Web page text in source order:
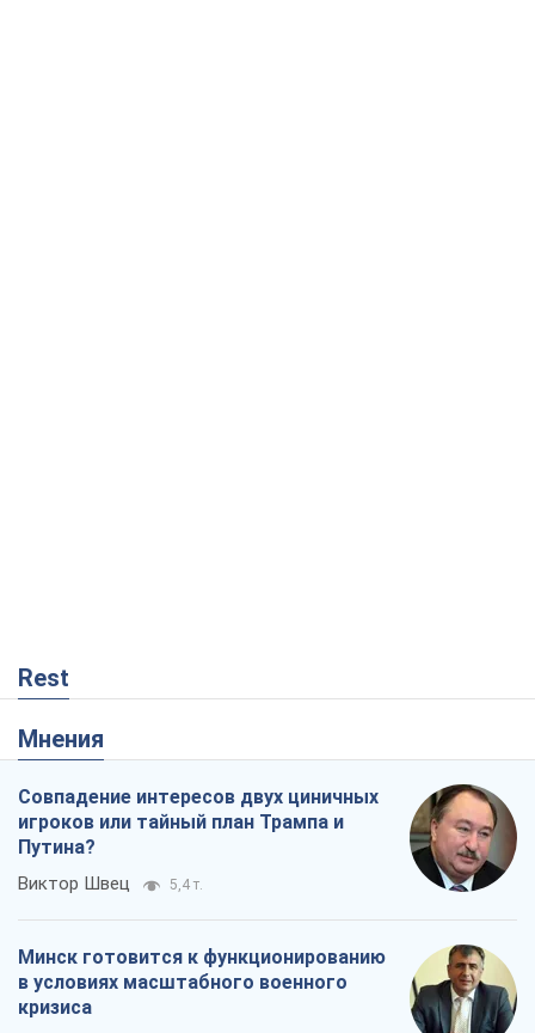
Rest
Мнения
Совпадение интересов двух циничных
игроков или тайный план Трампа и
Путина?
Виктор Швец 5,4 т.
Минск готовится к функционированию
в условиях масштабного военного
кризиса